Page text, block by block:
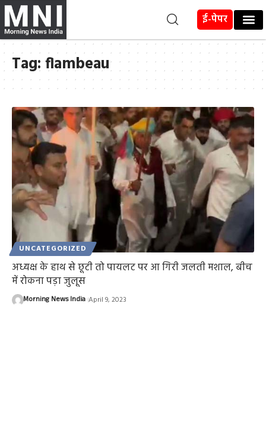
ई-पेपर
Tag:flambeau
UNCATEGORIZED
अध्यक्ष के हाथ से छूटी तो पायलट पर आ गिरी जलती मशाल, बीच
में रोकना पड़ा जुलूस
Morning News India April 9, 2023